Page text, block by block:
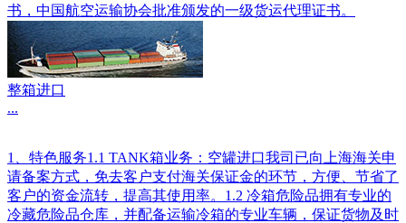
书，中国航空运输协会批准颁发的一级货运代理证书。
整箱进口
...
1、特色服务1.1 TANK箱业务：空罐进口我司已向上海海关申
请备案方式，免去客户支付海关保证金的环节，方便、节省了
客户的资金流转，提高其使用率。1.2 冷箱危险品拥有专业的
冷藏危险品仓库，并配备运输冷箱的专业车辆，保证货物及时